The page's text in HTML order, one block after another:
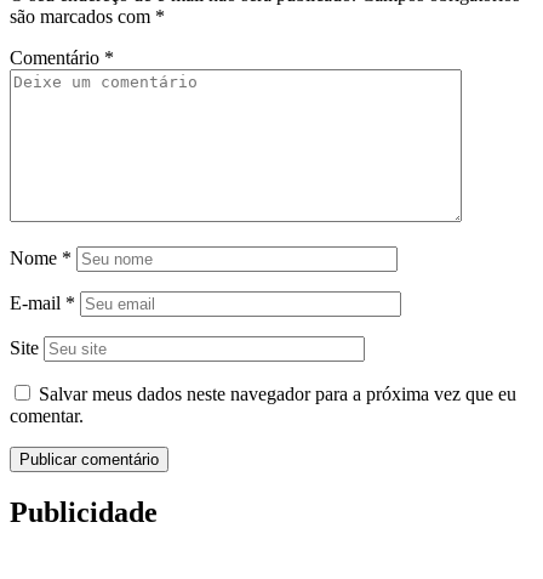
são marcados com *
Comentário *
Nome *
E-mail *
Site
Salvar meus dados neste navegador para a próxima vez que eu
comentar.
Publicidade